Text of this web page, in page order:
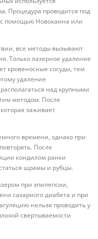
Процедура проводится под
помощью Новокаина или
все методы вызывают
Только лазерное удаление
кровеносные сосуды, тем
удаление
над крупными
методом. После
заживает
времени, однако при
После
кондилом ранки
шрамы и рубцы.
при эпилепсии,
сахарного диабета и при
нельзя проводить у
свертываемости